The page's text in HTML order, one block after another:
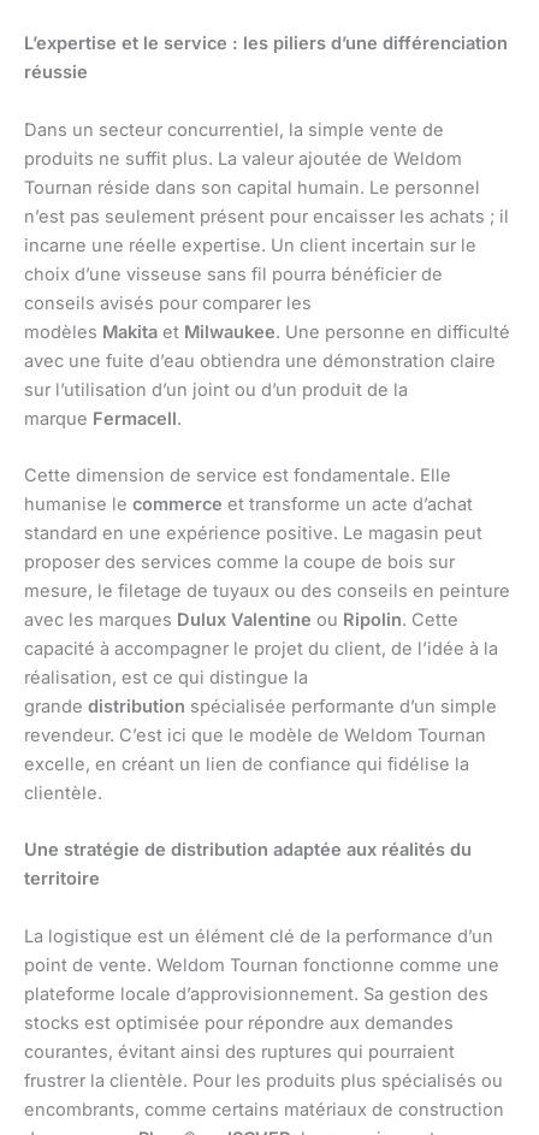
L’expertise et le service : les piliers d’une différenciation
réussie
Dans un secteur concurrentiel, la simple vente de
produits ne suffit plus. La valeur ajoutée de Weldom
Tournan réside dans son capital humain. Le personnel
n’est pas seulement présent pour encaisser les achats ; il
incarne une réelle expertise. Un client incertain sur le
choix d’une visseuse sans fil pourra bénéficier de
conseils avisés pour comparer les
modèles Makita et Milwaukee. Une personne en difficulté
avec une fuite d’eau obtiendra une démonstration claire
sur l’utilisation d’un joint ou d’un produit de la
marque Fermacell.
Cette dimension de service est fondamentale. Elle
humanise le commerce et transforme un acte d’achat
standard en une expérience positive. Le magasin peut
proposer des services comme la coupe de bois sur
mesure, le filetage de tuyaux ou des conseils en peinture
avec les marques Dulux Valentine ou Ripolin. Cette
capacité à accompagner le projet du client, de l’idée à la
réalisation, est ce qui distingue la
grande distribution spécialisée performante d’un simple
revendeur. C’est ici que le modèle de Weldom Tournan
excelle, en créant un lien de confiance qui fidélise la
clientèle.
Une stratégie de distribution adaptée aux réalités du
territoire
La logistique est un élément clé de la performance d’un
point de vente. Weldom Tournan fonctionne comme une
plateforme locale d’approvisionnement. Sa gestion des
stocks est optimisée pour répondre aux demandes
courantes, évitant ainsi des ruptures qui pourraient
frustrer la clientèle. Pour les produits plus spécialisés ou
encombrants, comme certains matériaux de construction